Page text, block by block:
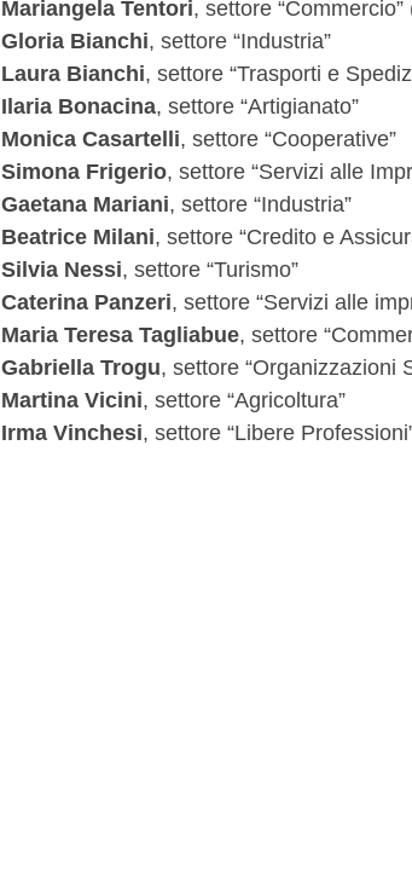
Mariangela Tentori, settore
Gloria Bianchi, settore “Industria”
Laura Bianchi, settore “Trasporti e
Ilaria Bonacina, settore “Artigianato”
Monica Casartelli, settore “Cooperative”
Simona Frigerio, settore “Servizi alle
Gaetana Mariani, settore “Industria”
Beatrice Milani, settore “Credito e
Silvia Nessi, settore “Turismo”
Caterina Panzeri, settore “Servizi alle
Maria Teresa Tagliabue, settore
Gabriella Trogu, settore “Organizzazioni
Martina Vicini, settore “Agricoltura”
Irma Vinchesi, settore “Libere